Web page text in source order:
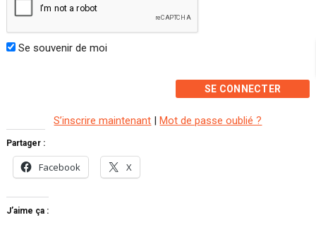
Se souvenir de moi
S’inscrire maintenant |Mot de passe oublié ?
Partager :
Facebook X
J’aime ça :